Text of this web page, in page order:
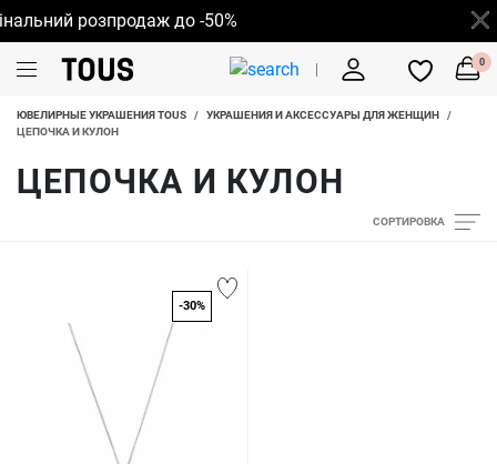
розпродаж до -50%
0
ЮВЕЛИРНЫЕ УКРАШЕНИЯ TOUS / УКРАШЕНИЯ И АКСЕССУАРЫ ДЛЯ ЖЕНЩИН
/
ЦЕПОЧКА И КУЛОН
ЦЕПОЧКА И КУЛОН
СОРТИРОВКА
-30%